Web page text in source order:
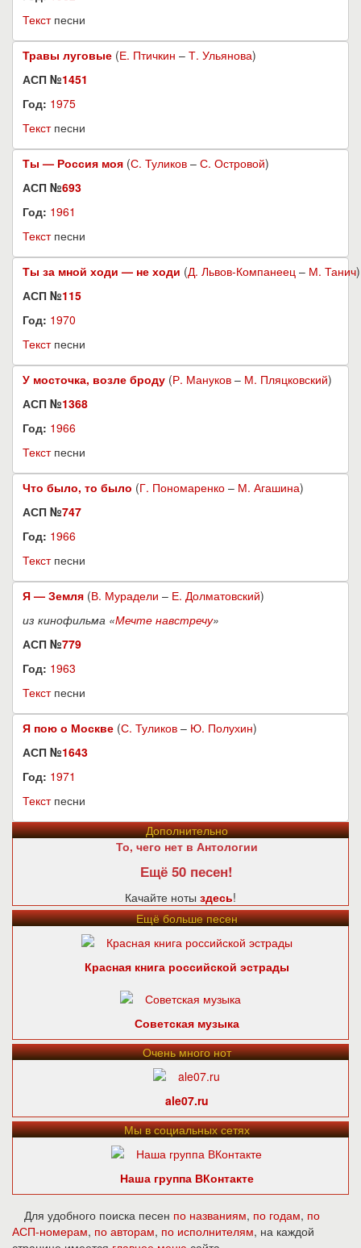
Текстпесни
Травы луговые (Е. Птичкин – Т. Ульянова)
АСП №1451
Год: 1975
Текстпесни
Ты — Россия моя (С. Туликов – С. Островой)
АСП №693
Год: 1961
Текстпесни
Ты за мной ходи — не ходи (Д. Львов-Компанеец – М. Танич)
АСП №115
Год: 1970
Текстпесни
У мосточка, возле броду (Р. Мануков – М. Пляцковский)
АСП №1368
Год: 1966
Текстпесни
Что было, то было (Г. Пономаренко – М. Агашина)
АСП №747
Год: 1966
Текстпесни
Я — Земля (В. Мурадели – Е. Долматовский)
из кинофильма «Мечте навстречу»
АСП №779
Год: 1963
Текстпесни
Я пою о Москве (С. Туликов – Ю. Полухин)
АСП №1643
Год: 1971
Текстпесни
Дополнительно
То, чего нет в Антологии
Ещё 50 песен!
Качайте ноты здесь!
Ещё больше песен
Красная книга российской эстрады
Советская музыка
Очень много нот
ale07.ru
Мы в социальных сетях
Наша группа ВКонтакте
Для удобного поиска песен по названиям, по годам, по
АСП-номерам, по авторам, по исполнителям, на каждой